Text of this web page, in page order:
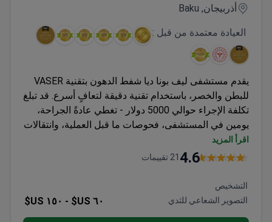
أذربيجان, Baku
العيادة معتمدة من قبل :
يقدم مستشفى ليف بونا ديا شفط الدهون بتقنية VASER
للبطن والخصر، باستخدام تقنية دقيقة لتعافٍ أسرع. قد تبلغ
تكلفة الإجراء حوالي 5000 دولار - تغطي عادةً الجراحة،
يومين في المستشفى، فحوصات ما قبل العملية، وانتقالات
الدولية لمجموعة مستشفيات ليف. يقوم الدكتور ديلجام
استشارة طبيب التخدير وخدمات الترجمة المشمولة.
اقرأ المزيد
4.6 21 تقييمات
التشخيص
التصوير الشعاعي للثدي
٦٠ US$ - ١٥٠ US$